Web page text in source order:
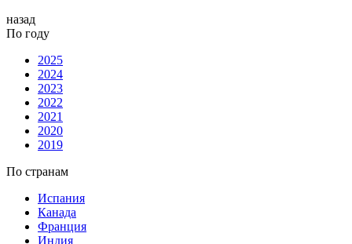
назад
По году
2025
2024
2023
2022
2021
2020
2019
По странам
Испания
Канада
Франция
Индия